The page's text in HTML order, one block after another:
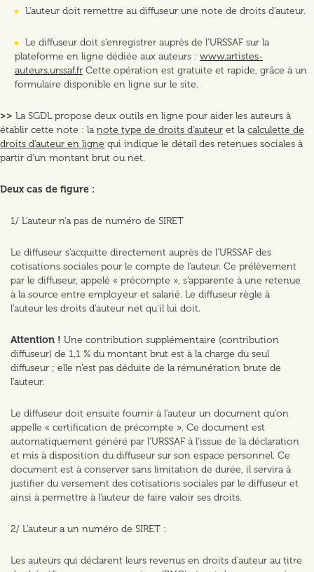
L’auteur doit remettre au diffuseur une note de droits d’auteur.
Le diffuseur doit s’enregistrer auprès de l’URSSAF sur la
plateforme en ligne dédiée aux auteurs : www.artistes-
auteurs.urssaf.fr Cette opération est gratuite et rapide, grâce à un
formulaire disponible en ligne sur le site.
>> La SGDL propose deux outils en ligne pour aider les auteurs à
établir cette note : la note type de droits d’auteur et la calculette de
droits d’auteur en ligne qui indique le détail des retenues sociales à
partir d’un montant brut ou net.
Deux cas de figure :
1/ L’auteur n’a pas de numéro de SIRET
Le diffuseur s’acquitte directement auprès de l’URSSAF des
cotisations sociales pour le compte de l’auteur. Ce prélèvement
par le diffuseur, appelé « précompte », s’apparente à une retenue
à la source entre employeur et salarié. Le diffuseur règle à
l’auteur les droits d’auteur net qu’il lui doit.
Attention ! Une contribution supplémentaire (contribution
diffuseur) de 1,1 % du montant brut est à la charge du seul
diffuseur ; elle n’est pas déduite de la rémunération brute de
l’auteur.
Le diffuseur doit ensuite fournir à l’auteur un document qu’on
appelle « certification de précompte ». Ce document est
automatiquement généré par l’URSSAF à l’issue de la déclaration
et mis à disposition du diffuseur sur son espace personnel. Ce
document est à conserver sans limitation de durée, il servira à
justifier du versement des cotisations sociales par le diffuseur et
ainsi à permettre à l’auteur de faire valoir ses droits.
2/ L’auteur a un numéro de SIRET :
Les auteurs qui déclarent leurs revenus en droits d’auteur au titre